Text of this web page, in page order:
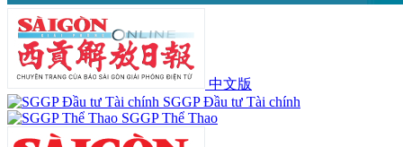
中文版
SGGP Đầu tư Tài chính
SGGP Thể Thao